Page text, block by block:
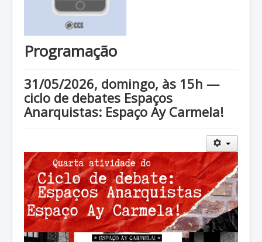
Programação
31/05/2026, domingo, às 15h —
ciclo de debates Espaços
Anarquistas: Espaço Ay Carmela!